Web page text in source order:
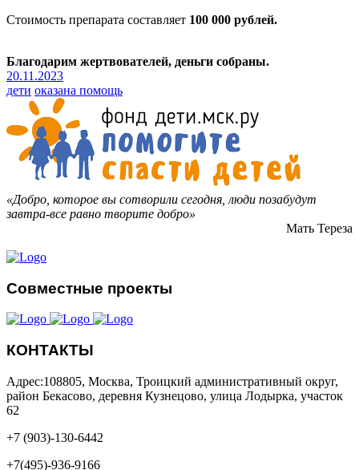
Стоимость препарата составляет 100 000 рублей.
Благодарим жертвователей, деньги собраны.
20.11.2023
дети оказана помощь
«Добро, которое вы сотворили сегодня, люди позабудут
завтра-все равно творите добро»
Мать Тереза
Совместные проекты
КОНТАКТЫ
Адрес:108805, Москва, Троицкий административный округ,
район Бекасово, деревня Кузнецово, улица Лодырка, участок
62
+7 (903)-130-6442
+7(495)-936-9166